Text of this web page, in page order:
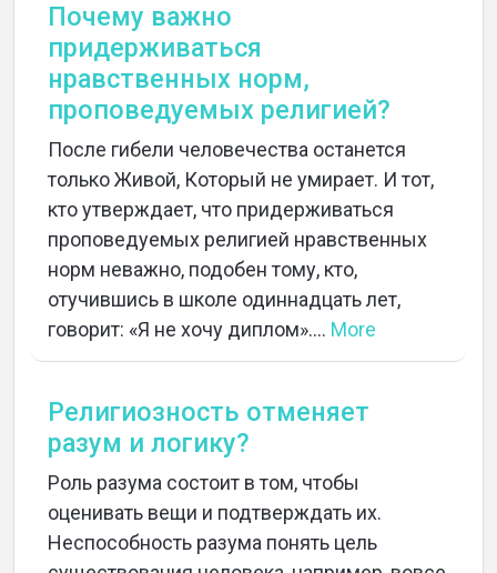
Почему важно
придерживаться
нравственных норм,
проповедуемых религией?
После гибели человечества останется
только Живой, Который не умирает. И тот,
кто утверждает, что придерживаться
проповедуемых религией нравственных
норм неважно, подобен тому, кто,
отучившись в школе одиннадцать лет,
говорит: «Я не хочу диплом».... More
Религиозность отменяет
разум и логику?
Роль разума состоит в том, чтобы
оценивать вещи и подтверждать их.
Неспособность разума понять цель